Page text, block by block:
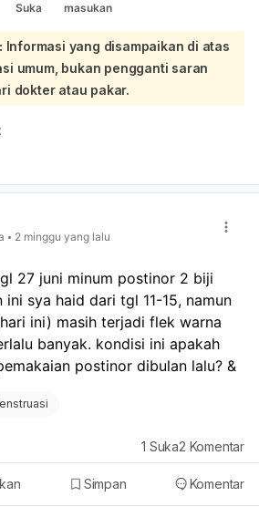
tiroid, endometriosis, fibroid rahim,
PCOS. Kalau ini baru terjadi
dulu. Tapi kalau berulang 2–3
nyeri hebat, darah sangat banyak,
berat badan berubah drastis,
ke dokter kandungan atau dokter
jaga istirahat, makan teratur,
Suka masukan
Informasi yang disampaikan di atas
umum, bukan pengganti saran
dokter atau pakar.
2 minggu yang lalu
27 juni minum postinor 2 biji
ini sya haid dari tgl 11-15, namun
ini) masih terjadi flek warna
banyak. kondisi ini apakah
postinor dibulan lalu? &
Simpan Komentar
1 Suka2 Komentar